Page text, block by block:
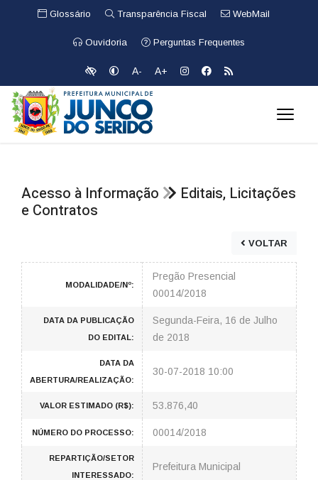
Glossário Transparência Fiscal WebMail
Ouvidoria Perguntas Frequentes
A- A+
Acesso à Informação
Editais, Licitações
e Contratos
VOLTAR
MODALIDADE/Nº:
Pregão Presencial
00014/2018
DATA DA PUBLICAÇÃO
DO EDITAL:
Segunda-Feira, 16 de Julho
de 2018
DATA DA
ABERTURA/REALIZAÇÃO:
30-07-2018 10:00
VALOR ESTIMADO (R$): 53.876,40
NÚMERO DO PROCESSO: 00014/2018
REPARTIÇÃO/SETOR
INTERESSADO:
Prefeitura Municipal